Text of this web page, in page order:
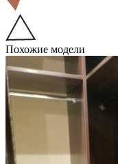
Похожие модели